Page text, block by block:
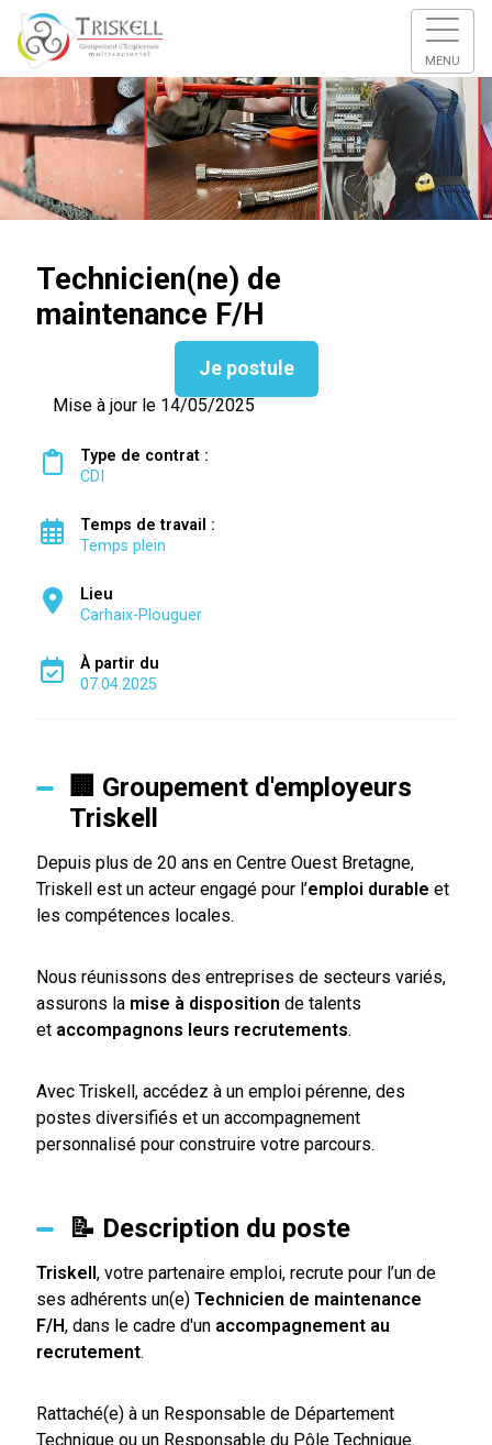
MENU
Technicien(ne) de
maintenance F/H
Je postule
Mise à jour le 14/05/2025
Type de contrat :
CDI
Temps de travail :
Temps plein
Lieu
Carhaix-Plouguer
À partir du
07.04.2025
🏢 Groupement d'employeurs
Triskell
Depuis plus de 20 ans en Centre Ouest Bretagne,
Triskell est un acteur engagé pour l’emploi durable et
les compétences locales.
Nous réunissons des entreprises de secteurs variés,
assurons la mise à disposition de talents
et accompagnons leurs recrutements.
Avec Triskell, accédez à un emploi pérenne, des
postes diversifiés et un accompagnement
personnalisé pour construire votre parcours.
📝 Description du poste
Triskell, votre partenaire emploi, recrute pour l’un de
ses adhérents un(e) Technicien de maintenance
F/H, dans le cadre d'un accompagnement au
recrutement.
Rattaché(e) à un Responsable de Département
Technique ou un Responsable du Pôle Technique.